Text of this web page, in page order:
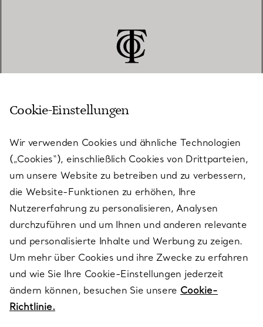
KUNDENSERVICE
SERVICES
ÜBER TIFFANY & CO.
RECHTLICHE HINWEISE
FOLGEN SIE UNS
Cookie-Einstellungen
Wir verwenden Cookies und ähnliche Technologien
(„Cookies“), einschließlich Cookies von Drittparteien,
um unsere Website zu betreiben und zu verbessern,
die Website-Funktionen zu erhöhen, Ihre
Nutzererfahrung zu personalisieren, Analysen
durchzuführen und um Ihnen und anderen relevante
und personalisierte Inhalte und Werbung zu zeigen.
Um mehr über Cookies und ihre Zwecke zu erfahren
und wie Sie Ihre Cookie-Einstellungen jederzeit
ändern können, besuchen Sie unsere Cookie-
Richtlinie.